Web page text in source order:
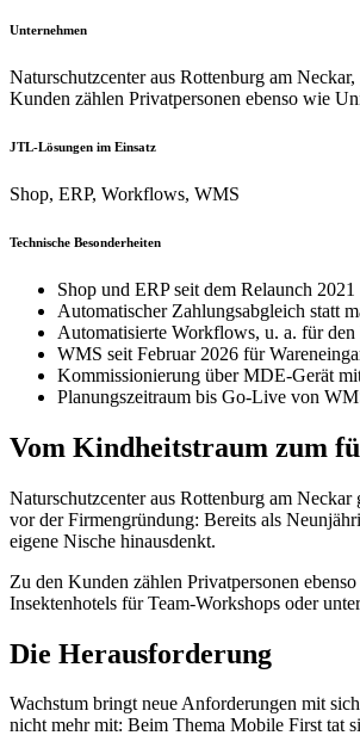
Unternehmen
Naturschutzcenter aus Rottenburg am
Kunden zählen Privatpersonen ebenso wie
JTL-Lösungen im Einsatz
Shop, ERP, Workflows, WMS
Technische Besonderheiten
Shop und ERP seit dem Relaunch 2021
Automatischer Zahlungsabgleich statt
Automatisierte Workflows, u. a. für den
WMS seit Februar 2026 für
Kommissionierung über MDE-Gerät
Planungszeitraum bis Go-Live von
Vom Kindheitstraum zum
Naturschutzcenter aus Rottenburg am
vor der Firmengründung: Bereits als
eigene Nische hinausdenkt.
Zu den Kunden zählen Privatpersonen
Insektenhotels für Team-Workshops oder
Die Herausforderung
Wachstum bringt neue Anforderungen mit
nicht mehr mit: Beim Thema Mobile First tat